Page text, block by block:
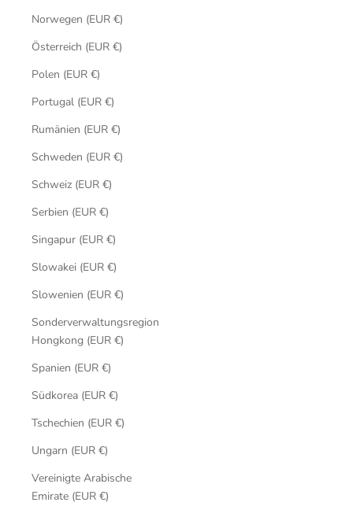
Norwegen (EUR €)
Österreich (EUR €)
Polen (EUR €)
Portugal (EUR €)
Rumänien (EUR €)
Schweden (EUR €)
Schweiz (EUR €)
Serbien (EUR €)
Singapur (EUR €)
Slowakei (EUR €)
Slowenien (EUR €)
Sonderverwaltungsregion
Hongkong (EUR €)
Spanien (EUR €)
Südkorea (EUR €)
Tschechien (EUR €)
Ungarn (EUR €)
Vereinigte Arabische
Emirate (EUR €)